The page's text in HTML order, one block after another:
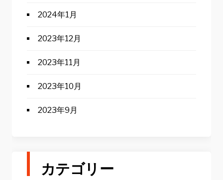
2024年1月
2023年12月
2023年11月
2023年10月
2023年9月
カテゴリー